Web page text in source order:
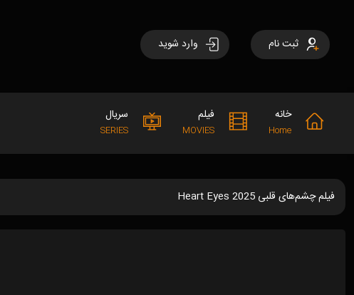
ثبت نام وارد شوید
خانه
Home
فیلم
MOVIES
سریال
SERIES
فیلم چشم‌های قلبی Heart Eyes 2025